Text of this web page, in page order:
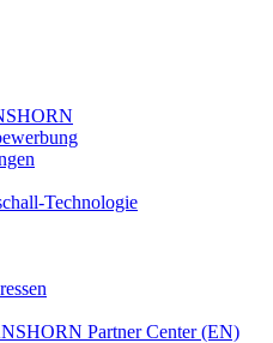
Technologie
Partner Center (EN)